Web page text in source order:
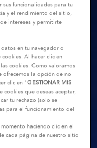
sus funcionalidades para tu
y el rendimiento del sitio,
intereses y permitirte
en tu navegador o
Al hacer clic en
cookies. Como valoramos
ofrecemos la opción de no
clic en "GESTIONAR MIS
cookies que deseas aceptar,
tu rechazo (solo se
para el funcionamiento del
haciendo clic en el
cada página de nuestro sitio